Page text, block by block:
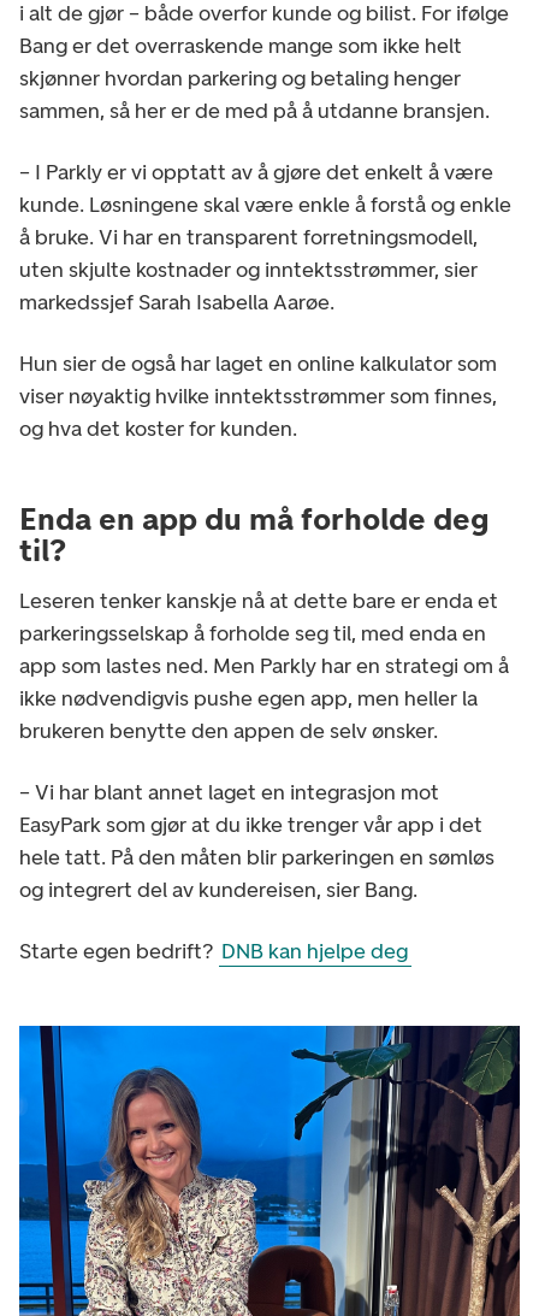
i alt de gjør – både overfor kunde og bilist. For ifølge
Bang er det overraskende mange som ikke helt
skjønner hvordan parkering og betaling henger
sammen, så her er de med på å utdanne bransjen.
– I Parkly er vi opptatt av å gjøre det enkelt å være
kunde. Løsningene skal være enkle å forstå og enkle
å bruke. Vi har en transparent forretningsmodell,
uten skjulte kostnader og inntektsstrømmer, sier
markedssjef Sarah Isabella Aarøe.
Hun sier de også har laget en online kalkulator som
viser nøyaktig hvilke inntektsstrømmer som finnes,
og hva det koster for kunden.
Enda en app du må forholde deg
til?
Leseren tenker kanskje nå at dette bare er enda et
parkeringsselskap å forholde seg til, med enda en
app som lastes ned. Men Parkly har en strategi om å
ikke nødvendigvis pushe egen app, men heller la
brukeren benytte den appen de selv ønsker.
– Vi har blant annet laget en integrasjon mot
EasyPark som gjør at du ikke trenger vår app i det
hele tatt. På den måten blir parkeringen en sømløs
og integrert del av kundereisen, sier Bang.
Starte egen bedrift? DNB kan hjelpe deg